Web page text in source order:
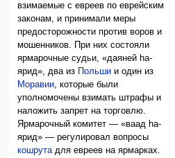
взимаемые с евреев по еврейским
законам, и принимали меры
предосторожности против воров и
мошенников. При них состояли
ярмарочные судьи, «даяней hа-
ярид», два из
Польши и один из
Моравии, которые были
уполномочены взимать штрафы и
наложить запрет на торговлю.
Ярмарочный комитет — «ваад hа-
ярид» — регулировал вопросы
кошрутадля евреев на ярмарках.